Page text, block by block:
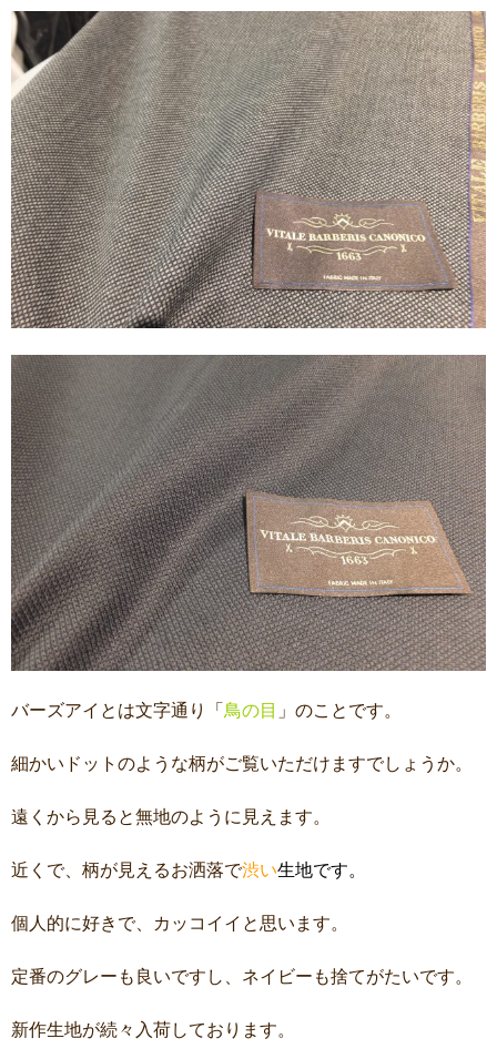
バーズアイとは文字通り「 鳥の目 」のことです。
細かいドットのような柄がご覧いただけますでしょうか。
遠くから見ると無地のように見えます。
近くで、柄が見えるお洒落で渋い生地です。
個人的に好きで、カッコイイと思います。
定番のグレーも良いですし、ネイビーも捨てがたいです。
新作生地が続々入荷しております。